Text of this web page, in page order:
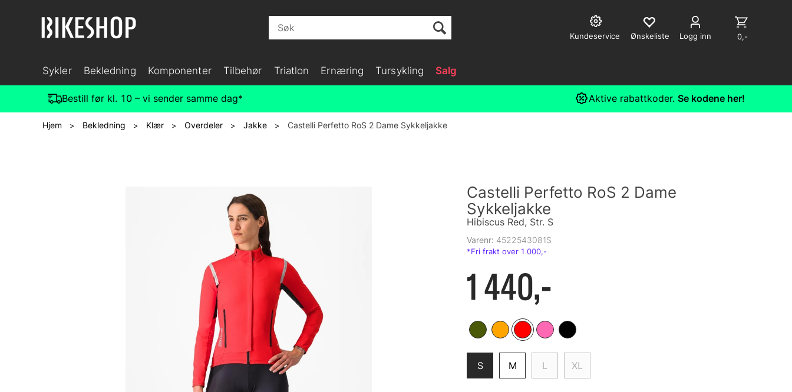
Logg inn
Kundeservice 0,-
Sykler Bekledning Komponenter Tilbehør Triatlon Ernæring Tursykling Salg
Bestill før kl. 10 – vi sender samme dag* Aktive rabattkoder. Se kodene her!
Hjem > Bekledning > Klær > Overdeler > Jakke > Castelli Perfetto RoS 2 Dame Sykkeljakke
Castelli Perfetto RoS 2 Dame
Sykkeljakke
Hibiscus Red, Str. S
Varenr: 4522543081S
1 440,-
S M L XL